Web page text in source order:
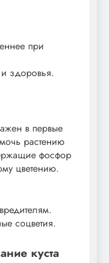
при
здоровья.
в первые
растению
фосфор
цветению.
соцветия.
куста